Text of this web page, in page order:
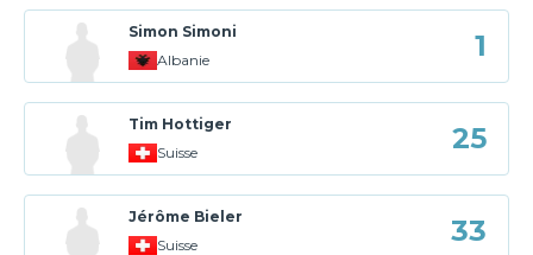
Simon Simoni
Albanie
1
Tim Hottiger
Suisse
25
Jérôme Bieler
Suisse
33